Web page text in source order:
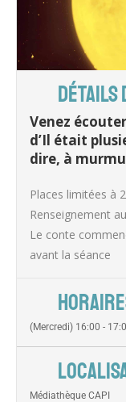
DÉTAILS
Venez
d’Il était
dire, à
Places limitées à
Renseignement
Le conte
avant la séance
(Mercredi) 16:00 -
Médiathèque CAPI